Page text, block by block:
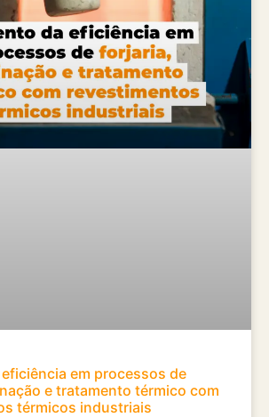
em processos de
e tratamento térmico com
térmicos industriais